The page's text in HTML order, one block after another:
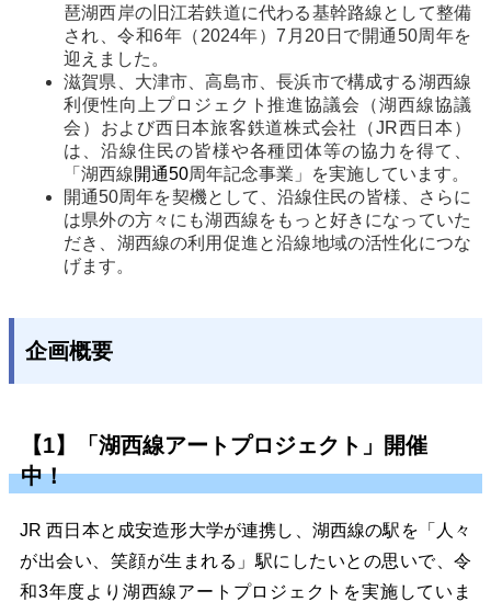
琶湖西岸の旧江若鉄道に代わる基幹路線として整備
され、令和6年（2024年）7月20日で開通50周年を
迎えました。
滋賀県、大津市、高島市、長浜市で構成する湖西線
利便性向上プロジェクト推進協議会（湖西線協議
会）および西日本旅客鉄道株式会社（JR西日本）
は、沿線住民の皆様や各種団体等の協力を得て、
「湖西線開通50周年記念事業」を実施しています。
開通50周年を契機として、沿線住民の皆様、さらに
は県外の方々にも湖西線をもっと好きになっていた
だき、湖西線の利用促進と沿線地域の活性化につな
げます。
企画概要
【1】「湖西線アートプロジェクト」開催
中！
JR西日本と成安造形大学が連携し、湖西線の駅を「人々
が出会い、笑顔が生まれる」駅にしたいとの思いで、令
和3年度より湖西線アートプロジェクトを実施していま